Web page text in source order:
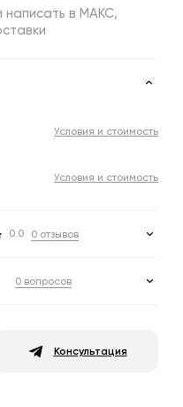
написать в МАКС,
Условия и стоимость
Условия и стоимость
0.0 0 отзывов
0 вопросов
Консультация